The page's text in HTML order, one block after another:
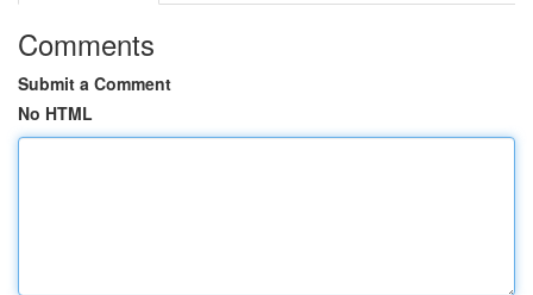
Comments
Submit a Comment
No HTML